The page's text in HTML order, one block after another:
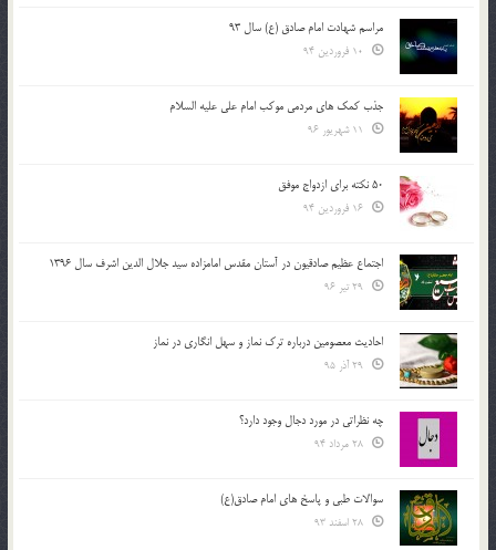
مراسم شهادت امام صادق (ع) سال 93
جذب کمک های مردمی موکب امام علی علیه السلام
50 نکته برای ازدواج موفق
اجتماع عظیم صادقیون در آستان مقدس امامزاده سید جلال الدین اشرف سال 1396
احادیث معصومین درباره ترک نماز و سهل انگاری در نماز
چه نظراتی در مورد دجال وجود دارد؟
سوالات طبی و پاسخ های امام صادق(ع)